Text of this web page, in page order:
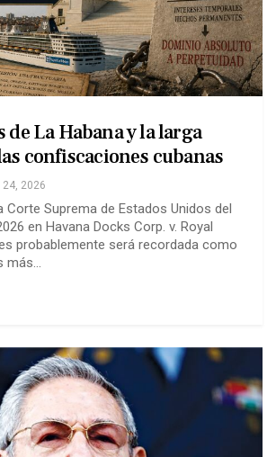
de La Habana y la larga
confiscaciones cubanas
24, 2026
Corte Suprema de Estados Unidos del
en Havana Docks Corp. v. Royal
probablemente será recordada como
más…